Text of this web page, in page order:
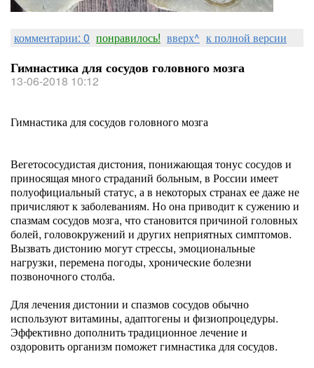
комментарии: 0 понравилось! вверх^ к полной версии
Гимнастика для сосудов головного мозга
13-06-2018 10:12
Гимнастика для сосудов головного мозга
Вегетососудистая дистония, понижающая тонус сосудов и
приносящая много страданий больным, в России имеет
полуофициальный статус, а в некоторых странах ее даже не
причисляют к заболеваниям. Но она приводит к сужению и
спазмам сосудов мозга, что становится причиной головных
болей, головокружений и других неприятных симптомов.
Вызвать дистонию могут стрессы, эмоциональные
нагрузки, перемена погоды, хронические болезни
позвоночного столба.
Для лечения дистонии и спазмов сосудов обычно
используют витамины, адаптогены и физиопроцедуры.
Эффективно дополнить традиционное лечение и
оздоровить организм поможет гимнастика для сосудов.